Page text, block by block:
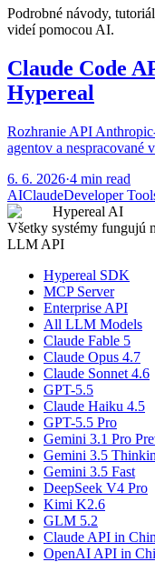
Podrobné návody,
videí pomocou AI.
Claude Code
Hypereal
Rozhranie API
agentov a nespracované
6. 6. 2026·4 min read
AIClaudeDeveloper
Hypereal AI
Všetky systémy fungujú
LLM API
Hypereal SDK
MCP Server
Enterprise API
All LLM Models
Claude Fable 5
Claude Opus 4.7
Claude Sonnet 4.6
GPT-5.5
Claude Haiku 4.5
GPT-5.5 Pro
Gemini 3.1 Pro
Gemini 3.5
Gemini 3.5 Fast
DeepSeek V4 Pro
Kimi K2.6
GLM 5.2
Claude API in
OpenAI API in